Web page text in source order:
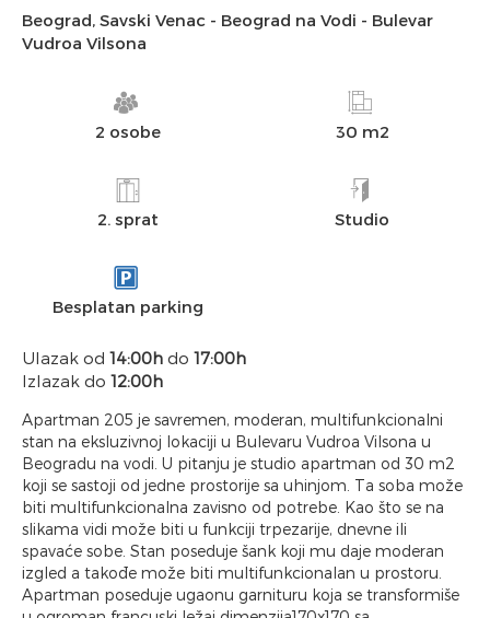
Beograd, Savski Venac - Beograd na Vodi - Bulevar
Vudroa Vilsona
2 osobe 30 m2
2. sprat Studio
Besplatan parking
Ulazak od 14:00h do 17:00h
Izlazak do 12:00h
Apartman 205 je savremen, moderan, multifunkcionalni
stan na eksluzivnoj lokaciji u Bulevaru Vudroa Vilsona u
Beogradu na vodi. U pitanju je studio apartman od 30 m2
koji se sastoji od jedne prostorije sa uhinjom. Ta soba može
biti multifunkcionalna zavisno od potrebe. Kao što se na
slikama vidi može biti u funkciji trpezarije, dnevne ili
spavaće sobe. Stan poseduje šank koji mu daje moderan
izgled a takođe može biti multifunkcionalan u prostoru.
Apartman poseduje ugaonu garnituru koja se transformiše